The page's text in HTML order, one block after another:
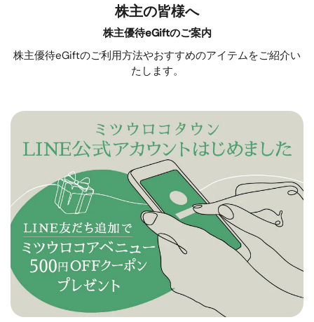
株主の皆様へ
株主優待eGiftのご案内
株主優待eGiftのご利用方法やおすすめのアイテムをご紹介い
たします。